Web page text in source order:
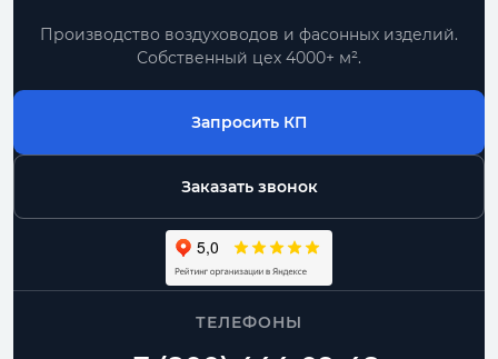
Производство воздуховодов и фасонных изделий.
Собственный цех 4000+ м².
Запросить КП
Заказать звонок
ТЕЛЕФОНЫ